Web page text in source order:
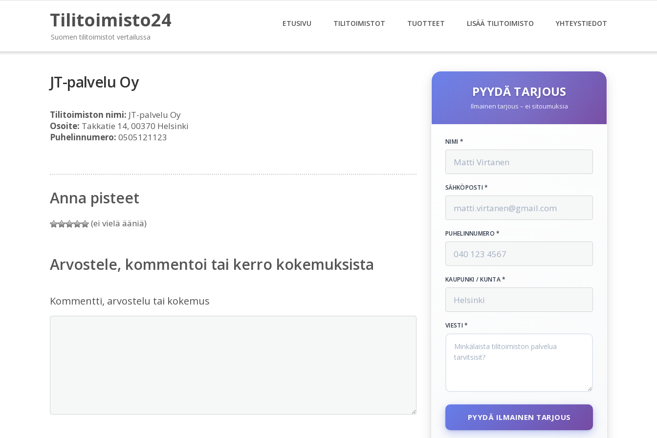
Tilitoimisto24
Suomen tilitoimistot vertailussa
ETUSIVU TILITOIMISTOT TUOTTEET LISÄÄ TILITOIMISTO YHTEYSTIEDOT
JT-palvelu Oy
Tilitoimiston nimi: JT-palvelu Oy
Osoite: Takkatie 14, 00370 Helsinki
Puhelinnumero: 0505121123
Anna pisteet
(ei vielä ääniä)
Arvostele, kommentoi tai kerro kokemuksista
Kommentti, arvostelu tai kokemus
PYYDÄ TARJOUS
Ilmainen tarjous – ei sitoumuksia
NIMI *
SÄHKÖPOSTI *
PUHELINNUMERO *
KAUPUNKI / KUNTA *
VIESTI *
PYYDÄ ILMAINEN TARJOUS